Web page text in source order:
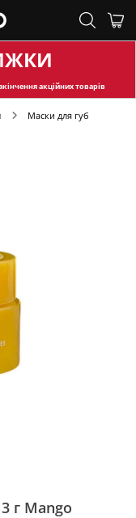
акційних товарів
Маски для губ
г Mango